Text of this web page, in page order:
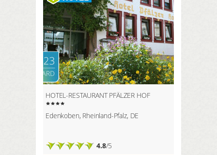
HOTEL-RESTAURANT PFÄLZER HOF
Edenkoben, Rheinland-Pfalz, DE
4.8/5